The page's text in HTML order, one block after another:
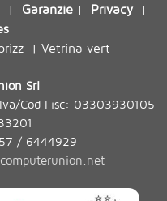
| Garanzie | Privacy|
| Vetrina vert
Srl
Cod Fisc: 03303930105
/ 6444929